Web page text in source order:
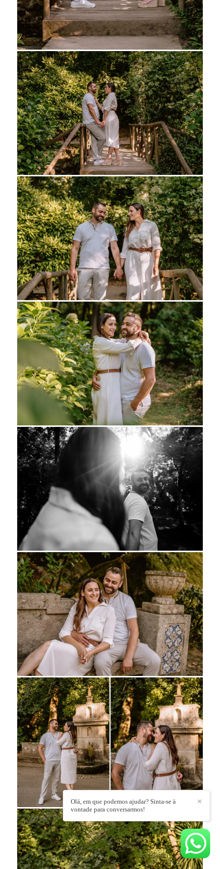
✕
Olá, em que podemos ajudar? Sinta-se à
vontade para conversarmos!